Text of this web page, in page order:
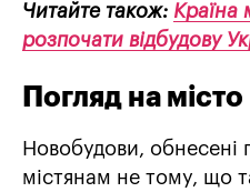
Читайте також: Країна
розпочати відбудову
Погляд на місто
Новобудови, обнесені
містянам не тому, що